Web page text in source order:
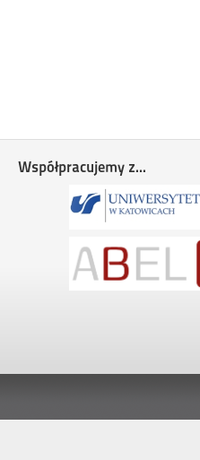
Współpracujemy z...